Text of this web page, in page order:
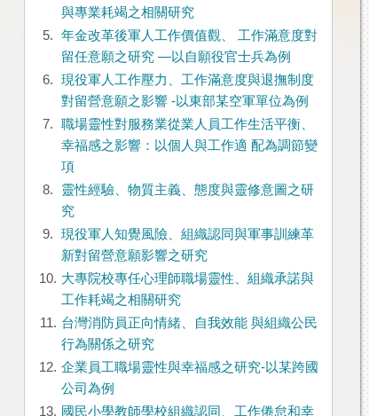
與專業耗竭之相關研究
5.
年金改革後軍人工作價值觀、 工作滿意度對
留任意願之研究 —以自願役官士兵為例
6.
現役軍人工作壓力、工作滿意度與退撫制度
對留營意願之影響 -以東部某空軍單位為例
7.
職場靈性對服務業從業人員工作生活平衡、
幸福感之影響：以個人與工作適 配為調節變
項
8.
靈性經驗、物質主義、態度與靈修意圖之研
究
9.
現役軍人知覺風險、組織認同與軍事訓練革
新對留營意願影響之研究
10. 大專院校專任心理師職場靈性、組織承諾與
工作耗竭之相關研究
11. 台灣消防員正向情緒、自我效能 與組織公民
行為關係之研究
12. 企業員工職場靈性與幸福感之研究-以某跨國
公司為例
13. 國民小學教師學校組織認同、工作倦怠和幸